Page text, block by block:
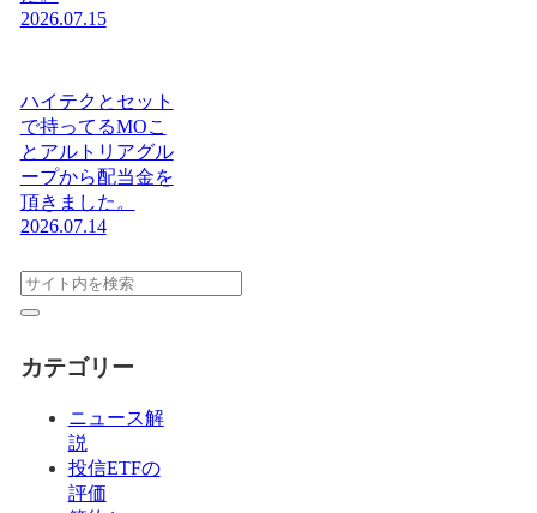
2026.07.15
ハイテクとセット
で持ってるMOこ
とアルトリアグル
ープから配当金を
頂きました。
2026.07.14
カテゴリー
ニュース解
説
投信ETFの
評価